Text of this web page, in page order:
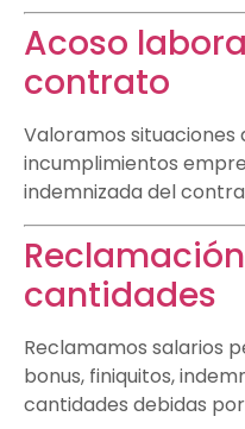
Acoso
contrato
Valoramos situaciones
incumplimientos
indemnizada del
cantidades
Reclamamos salarios
bonus, finiquitos,
cantidades debidas